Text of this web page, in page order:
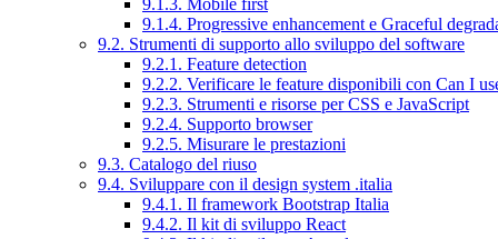
9.1.3. Mobile first
9.1.4. Progressive enhancement e Graceful
9.2. Strumenti di supporto allo sviluppo del software
9.2.1. Feature detection
9.2.2. Verificare le feature disponibili con Can I
9.2.3. Strumenti e risorse per CSS e JavaScript
9.2.4. Supporto browser
9.2.5. Misurare le prestazioni
9.3. Catalogo del riuso
9.4. Sviluppare con il design system .italia
9.4.1. Il framework Bootstrap Italia
9.4.2. Il kit di sviluppo React